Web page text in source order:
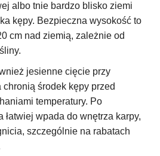
albo tnie bardzo blisko ziemi
kępy. Bezpieczna wysokość to
cm nad ziemią, zależnie od
jesienne cięcie przy
chronią środek kępy przed
temperatury. Po
łatwiej wpada do wnętrza karpy,
szczególnie na rabatach